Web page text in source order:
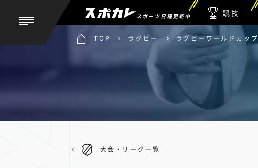
スポーツ日程更新中 競技
TOP ラグビー ラグビーワールドカップ
大会・リーグ一覧